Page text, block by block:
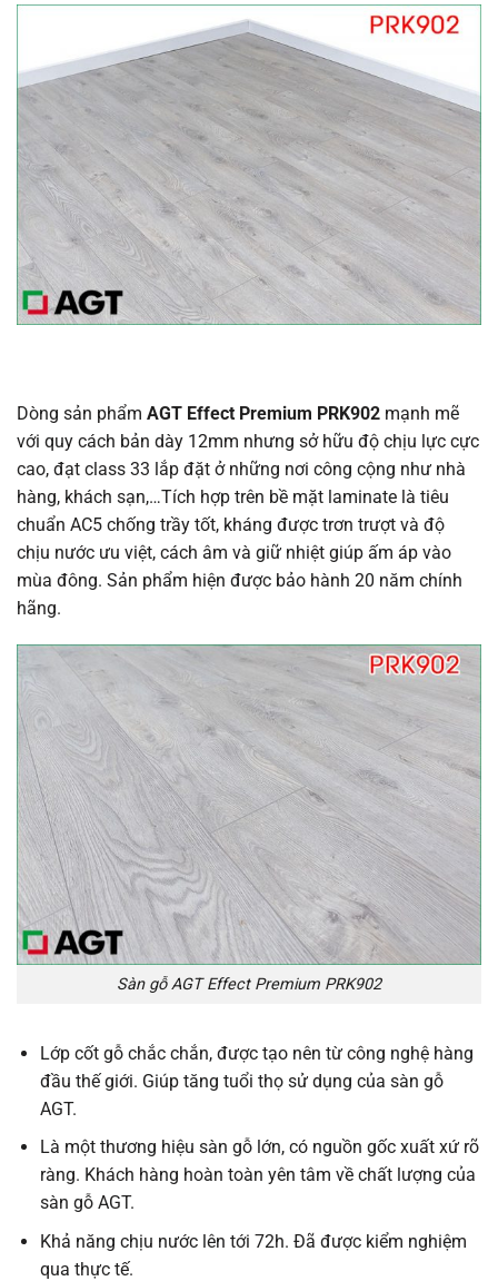
Dòng sản phẩm AGT Effect Premium PRK902 mạnh mẽ
với quy cách bản dày 12mm nhưng sở hữu độ chịu lực cực
cao, đạt class 33 lắp đặt ở những nơi công cộng như nhà
hàng, khách sạn,…Tích hợp trên bề mặt laminate là tiêu
chuẩn AC5 chống trầy tốt, kháng được trơn trượt và độ
chịu nước ưu việt, cách âm và giữ nhiệt giúp ấm áp vào
mùa đông. Sản phẩm hiện được bảo hành 20 năm chính
hãng.
Sàn gỗ AGT Effect Premium PRK902
Lớp cốt gỗ chắc chắn, được tạo nên từ công nghệ hàng
đầu thế giới. Giúp tăng tuổi thọ sử dụng của sàn gỗ
AGT.
Là một thương hiệu sàn gỗ lớn, có nguồn gốc xuất xứ rõ
ràng. Khách hàng hoàn toàn yên tâm về chất lượng của
sàn gỗ AGT.
Khả năng chịu nước lên tới 72h. Đã được kiểm nghiệm
qua thực tế.